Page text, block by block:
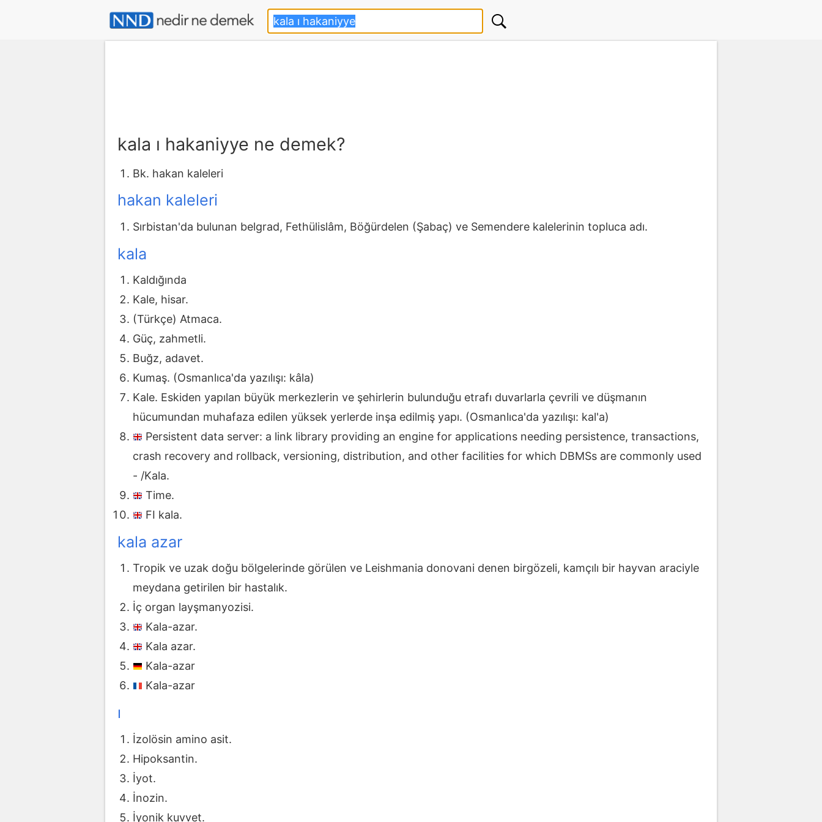
kala ı hakaniyye ne demek?
Bk. hakan kaleleri
hakan kaleleri
Sırbistan'da bulunan belgrad, Fethülislâm, Böğürdelen (Şabaç) ve Semendere kalelerinin topluca adı.
kala
Kaldığında
Kale, hisar.
(Türkçe) Atmaca.
Güç, zahmetli.
Buğz, adavet.
Kumaş. (Osmanlıca'da yazılışı: kâla)
Kale. Eskiden yapılan büyük merkezlerin ve şehirlerin bulunduğu etrafı duvarlarla çevrili ve düşmanın
hücumundan muhafaza edilen yüksek yerlerde inşa edilmiş yapı. (Osmanlıca'da yazılışı: kal'a)
Persistent data server: a link library providing an engine for applications needing persistence, transactions,
crash recovery and rollback, versioning, distribution, and other facilities for which DBMSs are commonly used
- /Kala.
Time.
FI kala.
kala azar
Tropik ve uzak doğu bölgelerinde görülen ve Leishmania donovani denen birgözeli, kamçılı bir hayvan araciyle
meydana getirilen bir hastalık.
İç organ layşmanyozisi.
Kala-azar.
Kala azar.
Kala-azar
Kala-azar
ı
İzolösin amino asit.
Hipoksantin.
İyot.
İnozin.
İyonik kuvvet.